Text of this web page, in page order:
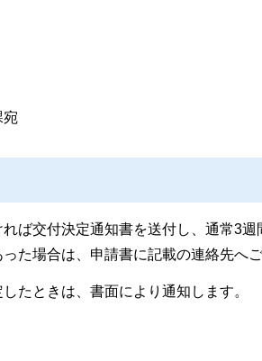
宛
ば交付決定通知書を送付し、通常3
た場合は、申請書に記載の連絡先へご
たときは、書面により通知します。